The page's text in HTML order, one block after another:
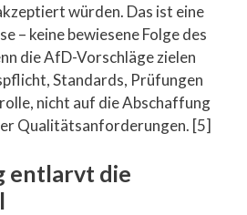
würden. Das ist eine
– keine bewiesene Folge des
die AfD-Vorschläge zielen
Standards, Prüfungen
nicht auf die Abschaffung
Qualitätsanforderungen. [5]
entlarvt die